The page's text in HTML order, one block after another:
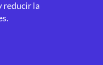
reducir la